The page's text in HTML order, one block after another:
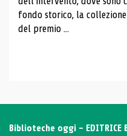
fondo storico, la
del premio ...
Biblioteche oggi - EDITRICE